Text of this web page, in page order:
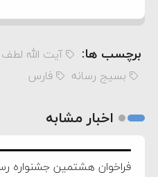
برچسب ها: آیت الله لطف
بسیج رسانه
فارس
اخبار مشابه
فراخوان هشتمین جشنواره